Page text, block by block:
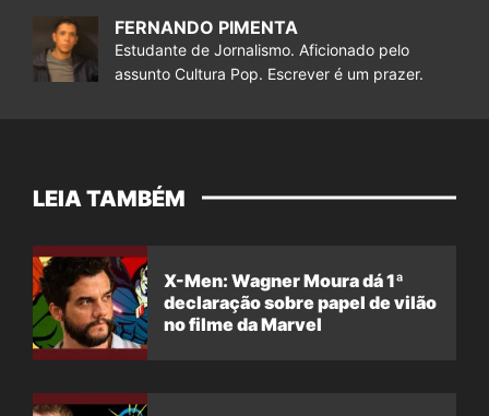
FERNANDO PIMENTA
Estudante de Jornalismo. Aficionado pelo
assunto Cultura Pop. Escrever é um prazer.
LEIA TAMBÉM
X-Men: Wagner Moura dá 1ª
declaração sobre papel de vilão
no filme da Marvel